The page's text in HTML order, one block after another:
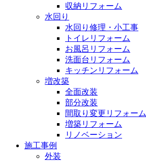
収納リフォーム
水回り
水回り修理・小工事
トイレリフォーム
お風呂リフォーム
洗面台リフォーム
キッチンリフォーム
増改築
全面改装
部分改装
間取り変更リフォーム
増築リフォーム
リノベーション
施工事例
外装